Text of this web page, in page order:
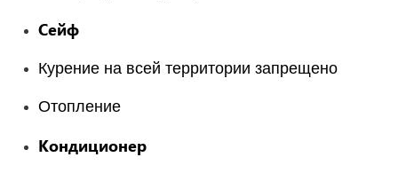
Сейф
Курение на всей территории запрещено
Отопление
Кондиционер